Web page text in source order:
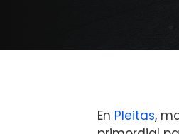
En Pleitas,